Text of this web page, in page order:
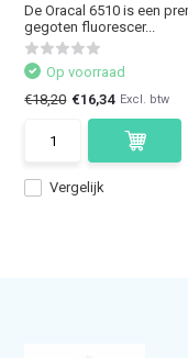
De Oracal 6510 is een
gegoten fluorescer...
Vergelijk
Op voorraad
€18,20 €16,34 Excl. btw